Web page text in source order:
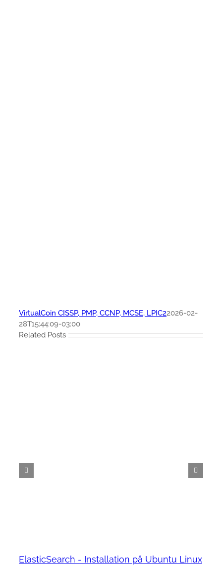
VirtualCoin CISSP, PMP, CCNP, MCSE, LPIC22026-02-
28T15:44:09-03:00
Related Posts
ElasticSearch - Installation på Ubuntu Linux